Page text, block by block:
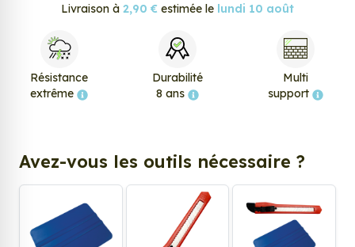
Livraison à 2,90 € estimée le lundi 10 août
Résistance
extrême
Durabilité
8 ans
Multi
support
Avez-vous les outils nécessaire ?